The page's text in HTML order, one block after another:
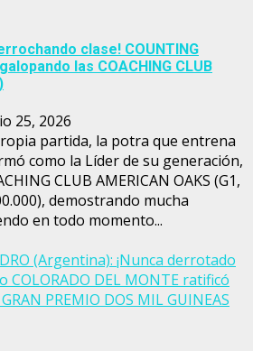
clase! COUNTING
las COACHING CLUB
25, 2026
partida, la potra que entrena
como la Líder de su generación,
CLUB AMERICAN OAKS (G1,
demostrando mucha
en todo momento...
(Argentina): ¡Nunca derrotado
COLORADO DEL MONTE ratificó
PREMIO DOS MIL GUINEAS